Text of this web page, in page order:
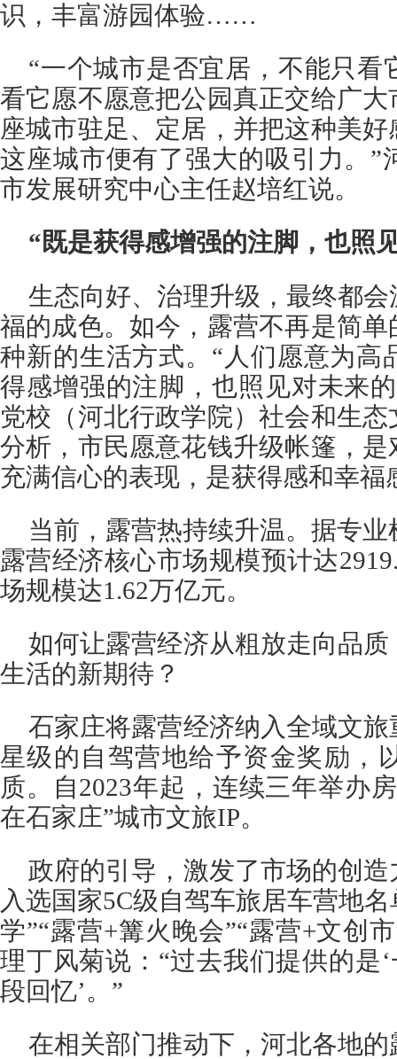
识，丰富游园体验……
“一个城市是否宜居，不能只看
看它愿不愿意把公园真正交给广
座城市驻足、定居，并把这种美
这座城市便有了强大的吸引力。”
市发展研究中心主任赵培红说。
“既是获得感增强的注脚，也照
生态向好、治理升级，最终都
福的成色。如今，露营不再是简
种新的生活方式。“人们愿意为高
得感增强的注脚，也照见对未来
党校（河北行政学院）社会和生
分析，市民愿意花钱升级帐篷，
充满信心的表现，是获得感和幸福
当前，露营热持续升温。据专
露营经济核心市场规模预计达
场规模达1.62万亿元。
如何让露营经济从粗放走向品
生活的新期待？
石家庄将露营经济纳入全域文
星级的自驾营地给予资金奖励，
质。自2023年起，连续三年举办
在石家庄”城市文旅IP。
政府的引导，激发了市场的创
入选国家5C级自驾车旅居车营地
学”“露营+篝火晚会”“露营+文创
理丁风菊说：“过去我们提供的是
段回忆’。”
在相关部门推动下，河北各地